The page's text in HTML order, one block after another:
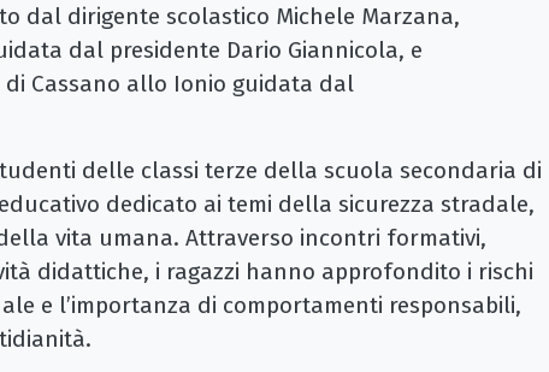
dal dirigente scolastico Michele Marzana,
dal presidente Dario Giannicola, e
di Cassano allo Ionio guidata dal
delle classi terze della scuola secondaria di
dedicato ai temi della sicurezza stradale,
vita umana. Attraverso incontri formativi,
didattiche, i ragazzi hanno approfondito i rischi
e l’importanza di comportamenti responsabili,